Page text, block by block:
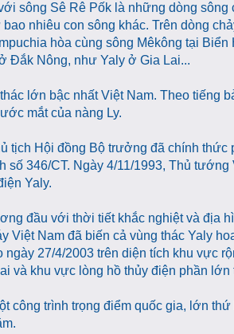
sông Sê Rê Pốk là những dòng
nhiêu con sông khác. Trên dòng
hòa cùng sông Mêkông tại
Đắk Nông, như Yaly ở Gia Lai...
lớn bậc nhất Việt Nam. Theo tiếng
mắt của nàng Ly.
tịch Hội đồng Bộ trưởng đã chính
số 346/CT. Ngày 4/11/1993, Thủ
Yaly.
đầu với thời tiết khắc nghiệt và địa
Việt Nam đã biến cả vùng thác Yaly
ngày 27/4/2003 trên diện tích khu vực
và khu vực lòng hồ thủy điện phần
công trình trọng điểm quốc gia, lớn